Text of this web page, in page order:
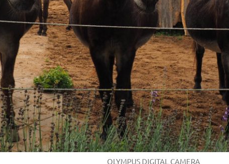
OLYMPUS DIGITAL CAMERA